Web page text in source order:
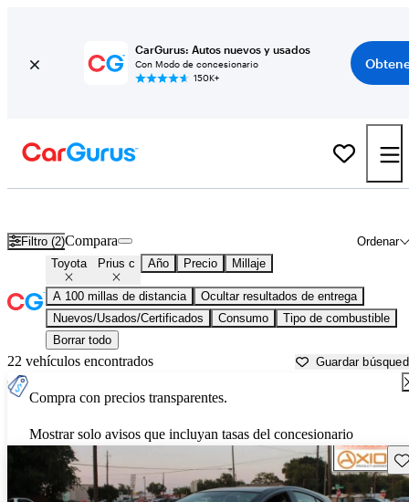
CarGurus: Autos nuevos y usados
Con Modo de concesionario
150K+
Filtro (2) Ordenar
Compara
Toyota Prius c Año Precio Millaje
A 100 millas de distancia
Ocultar resultados de entrega
Nuevos/Usados/Certificados
Consumo
Tipo de combustible
Borrar todo
22 vehículos encontrados Guardar
Compra con precios transparentes.
Mostrar solo avisos que incluyan tasas del concesionario